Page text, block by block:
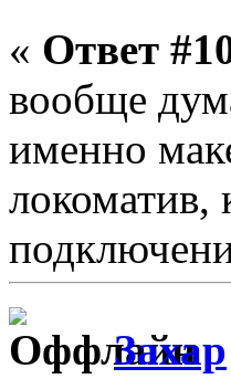
« Ответ
вообще
именно
локоматив,
Захар